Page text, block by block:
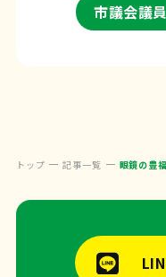
市議会議員
トップ 記事一覧 眼鏡の豊福